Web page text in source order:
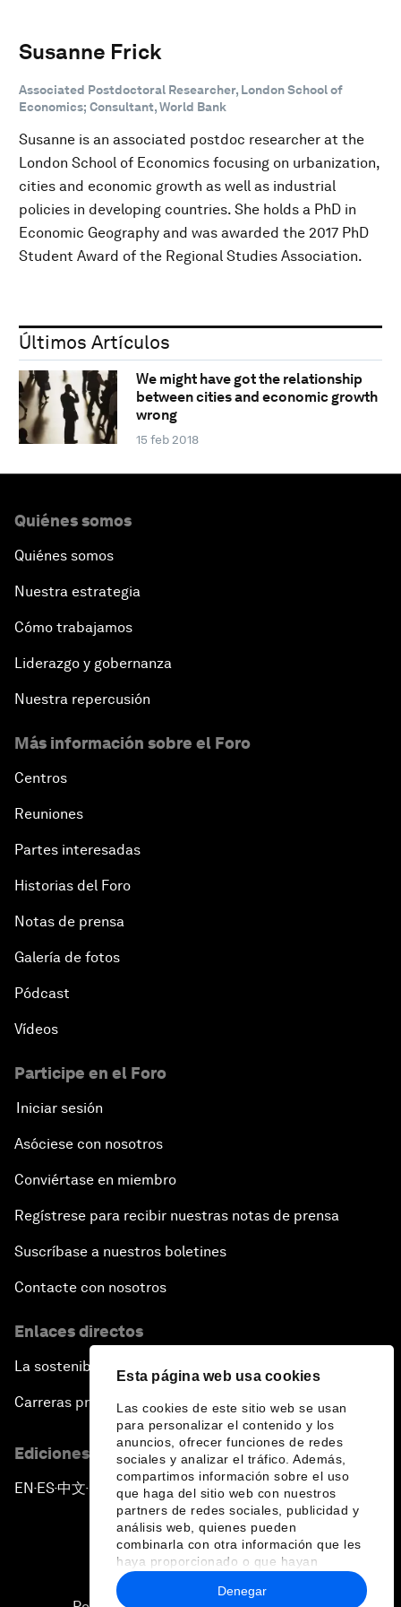
Esta página web usa cookies
Las cookies de este sitio web se usan
para personalizar el contenido y los
anuncios, ofrecer funciones de redes
sociales y analizar el tráfico. Además,
compartimos información sobre el uso
que haga del sitio web con nuestros
partners de redes sociales, publicidad y
análisis web, quienes pueden
combinarla con otra información que les
haya proporcionado o que hayan
recopilado a partir del uso que haya
hecho de sus servicios.
Denegar
Susanne Frick
Associated Postdoctoral Researcher, London School of
Economics; Consultant, World Bank
Susanne is an associated postdoc researcher at the
London School of Economics focusing on urbanization,
cities and economic growth as well as industrial
policies in developing countries. She holds a PhD in
Economic Geography and was awarded the 2017 PhD
Student Award of the Regional Studies Association.
Últimos Artículos
We might have got the relationship
between cities and economic growth
wrong
15 feb 2018
Quiénes somos
Quiénes somos
Nuestra estrategia
Cómo trabajamos
Liderazgo y gobernanza
Nuestra repercusión
Más información sobre el Foro
Centros
Reuniones
Partes interesadas
Historias del Foro
Notas de prensa
Galería de fotos
Pódcast
Vídeos
Participe en el Foro
Iniciar sesión
Asóciese con nosotros
Conviértase en miembro
Regístrese para recibir nuestras notas de prensa
Suscríbase a nuestros boletines
Contacte con nosotros
Enlaces directos
La sostenibilidad en el Foro
Carreras profesionales
Ediciones en otros idiomas
EN ▪ ES▪中文▪ 日本語